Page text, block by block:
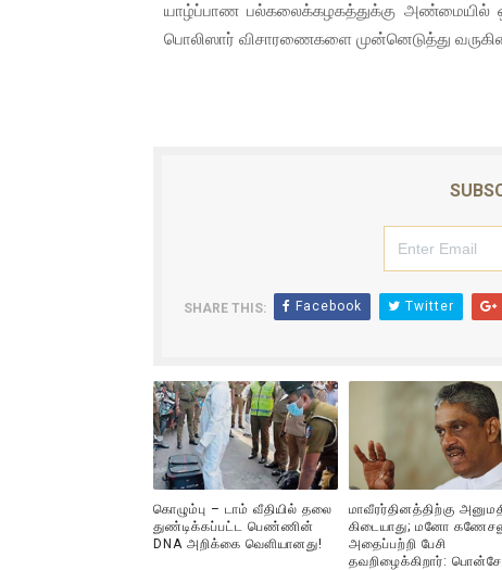
யாழ்ப்பாண பல்கலைக்கழகத்துக்கு அண்மையில்
பொலிஸார் விசாரணைகளை முன்னெடுத்து
SHARE THIS: Facebook Twitter
கொழும்பு – டாம் வீதியில் தலை
துண்டிக்கப்பட்ட பெண்ணின்
DNA அறிக்கை வௌியானது!
மாவீரர்தினத்திற்கு
கிடையாது; மனோ
அதைப்பற்றி பேசி
தவறிழைக்கிறார்: